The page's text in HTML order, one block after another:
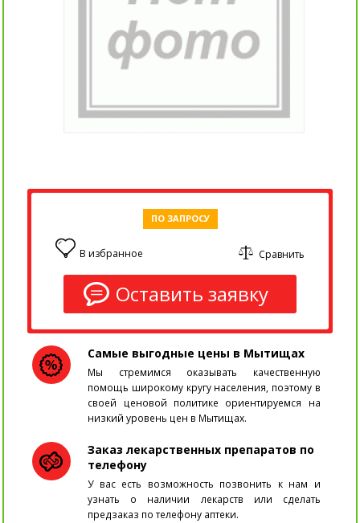
ПО ЗАПРОСУ
0 В избранное Сравнить
Оставить заявку
Самые выгодные цены в Мытищах
Мы стремимся оказывать качественную
помощь широкому кругу населения, поэтому в
своей ценовой политике ориентируемся на
низкий уровень цен в Мытищах.
Заказ лекарственных препаратов по
телефону
У вас есть возможность позвонить к нам и
узнать о наличии лекарств или сделать
предзаказ по телефону аптеки.